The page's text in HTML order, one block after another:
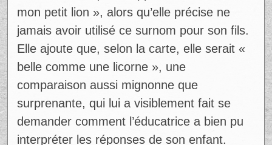
raconte aussi qu’elle appellerait son fils «
mon petit lion », alors qu’elle précise ne
jamais avoir utilisé ce surnom pour son fils.
Elle ajoute que, selon la carte, elle serait «
belle comme une licorne », une
comparaison aussi mignonne que
surprenante, qui lui a visiblement fait se
demander comment l’éducatrice a bien pu